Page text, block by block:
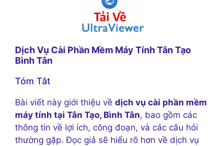
Dịch Vụ Cài Phần Mềm Máy Tính Tân Tạo
Bình Tân
Tóm Tắt
Bài viết này giới thiệu về dịch vụ cài phần mềm
máy tính tại Tân Tạo, Bình Tân, bao gồm các
thông tin về lợi ích, công đoạn, và các câu hỏi
thường gặp. Đọc giả sẽ hiểu rõ hơn về dịch vụ